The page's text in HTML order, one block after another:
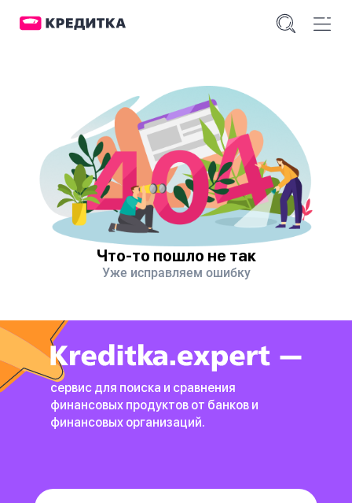
Что-то пошло не так
Уже исправляем ошибку
сервис для поиска и сравнения
финансовых продуктов от банков и
финансовых организаций.